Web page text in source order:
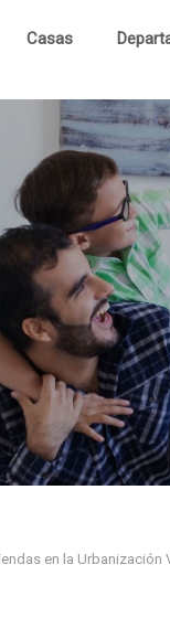
Casas
en la Urbanización